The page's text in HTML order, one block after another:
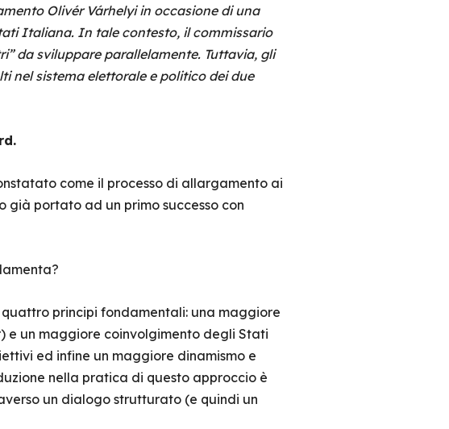
Olivér Várhelyi in occasione di una
Italiana. In tale contesto, il commissario
da sviluppare parallelamente. Tuttavia, gli
nel sistema elettorale e politico dei due
come il processo di allargamento ai
già portato ad un primo successo con
quattro principi fondamentali: una maggiore
e un maggiore coinvolgimento degli Stati
ed infine un maggiore dinamismo e
nella pratica di questo approccio è
un dialogo strutturato (e quindi un